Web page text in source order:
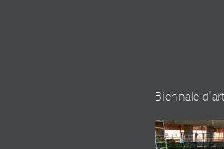
Biennale